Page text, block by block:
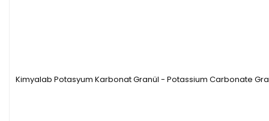
Kimyalab Potasyum Karbonat Granül - Potassium Carbonate